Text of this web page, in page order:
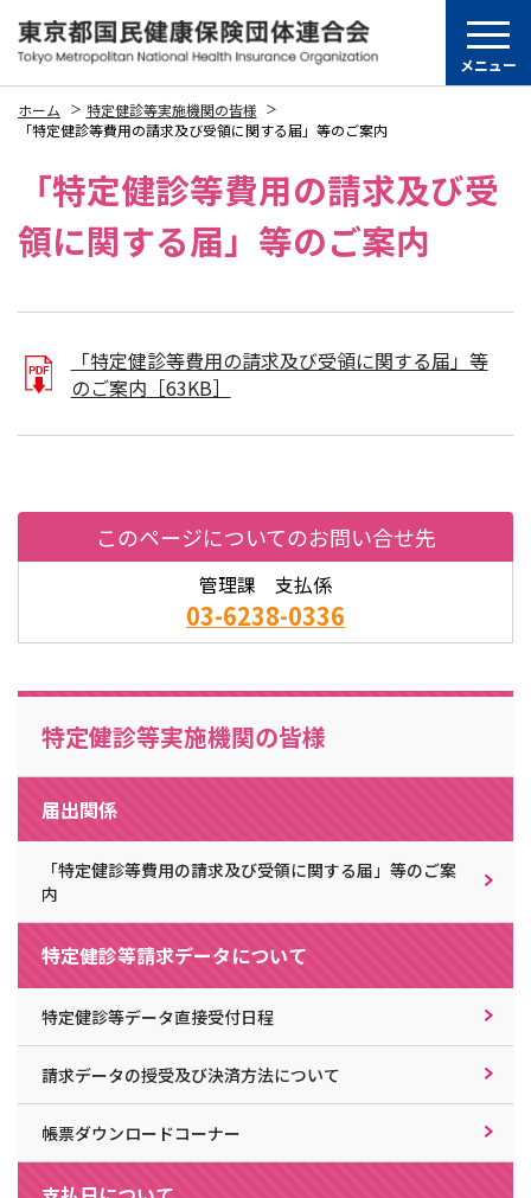
メニュー
ホーム
特定健診等実施機関の皆様
「特定健診等費用の請求及び受領に関する届」等のご案内
「特定健診等費用の請求及び受
領に関する届」等のご案内
「特定健診等費用の請求及び受領に関する届」等
のご案内 ［63KB］
このページについてのお問い合せ先
管理課 支払係
03-6238-0336
特定健診等実施機関の皆様
届出関係
「特定健診等費用の請求及び受領に関する届」等のご案
内
特定健診等請求データについて
特定健診等データ直接受付日程
請求データの授受及び決済方法について
帳票ダウンロードコーナー